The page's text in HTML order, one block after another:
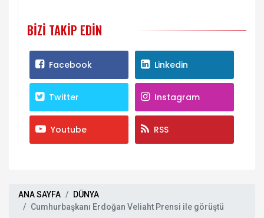
BIZI TAKIP EDIN
Facebook Linkedin
Twitter Instagram
Youtube RSS
ANA SAYFA
DÜNYA
Cumhurbaşkanı Erdoğan Veliaht Prensi ile görüştü